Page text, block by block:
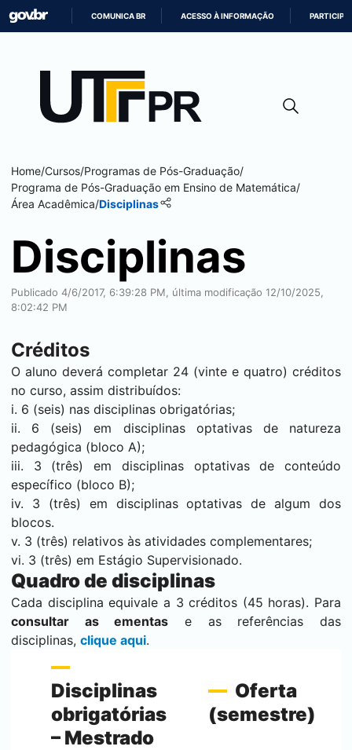
CONTEÚDO
COMUNICA BR ACESSO À INFORMAÇÃO PARTICIPE
Home/Cursos/Programas de Pós-Graduação/
Programa de Pós-Graduação em Ensino de Matemática/
Área Acadêmica/Disciplinas
Disciplinas
Publicado 4/6/2017, 6:39:28 PM, última modificação 12/10/2025,
8:02:42 PM
Créditos
O aluno deverá completar 24 (vinte e quatro) créditos
no curso, assim distribuídos:
i. 6 (seis) nas disciplinas obrigatórias;
ii. 6 (seis) em disciplinas optativas de natureza
pedagógica (bloco A);
iii. 3 (três) em disciplinas optativas de conteúdo
específico (bloco B);
iv. 3 (três) em disciplinas optativas de algum dos
blocos.
v. 3 (três) relativos às atividades complementares;
vi. 3 (três) em Estágio Supervisionado.
Quadro de disciplinas
Cada disciplina equivale a 3 créditos (45 horas). Para
consultar as ementas e as referências das
disciplinas, clique aqui.
Disciplinas
obrigatórias
– Mestrado
Oferta
(semestre)